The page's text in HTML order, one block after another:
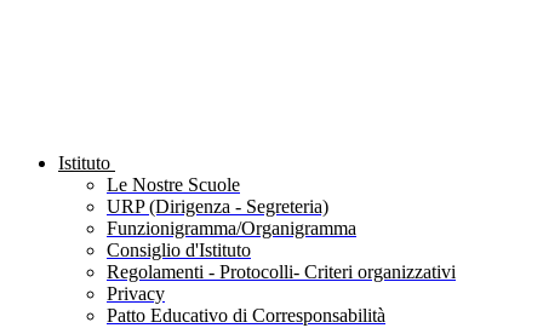
Istituto
Le Nostre Scuole
URP (Dirigenza - Segreteria)
Funzionigramma/Organigramma
Consiglio d'Istituto
Regolamenti - Protocolli- Criteri organizzativi
Privacy
Patto Educativo di Corresponsabilità